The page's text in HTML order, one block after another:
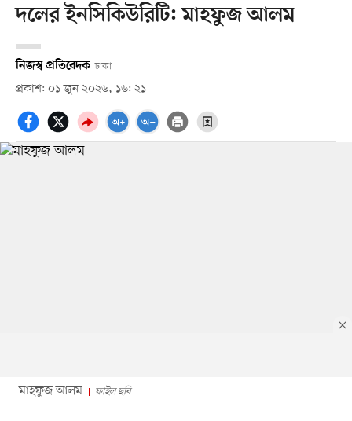
দলের ইনসিকিউরিটি: মাহফুজ আলম
নিজস্ব প্রতিবেদক ঢাকা
প্রকাশ: ০১ জুন ২০২৬, ১৬: ২১
মাহফুজ আলম ফাইল ছবি